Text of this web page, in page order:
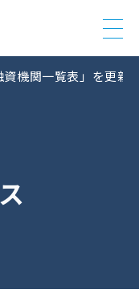
資機関一覧表」を更新